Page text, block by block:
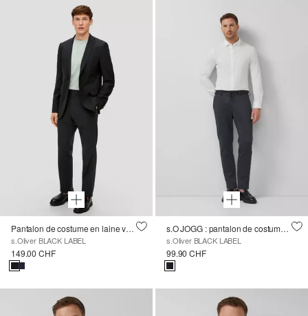
Pantalon de costume en laine vierge
s.Oliver BLACK LABEL
149.00 CHF
s.O JOGG : pantalon de costume élastique motif structuré
s.Oliver BLACK LABEL
99.90 CHF